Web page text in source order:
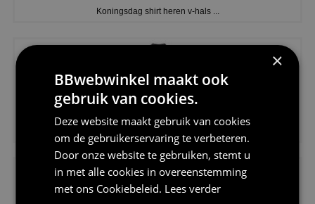
Koningsdag shirt heren v-hals ...
€24,95
V-hals shirt rood wit blauw st...
×
BBwebwinkel maakt ook
gebruik van cookies.
Deze website maakt gebruik van cookies
om de gebruikerservaring te verbeteren.
Door onze website te gebruiken, stemt u
in met alle cookies in overeenstemming
met ons Cookiebeleid. Lees verder